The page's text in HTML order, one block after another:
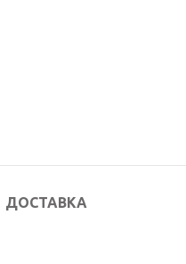
ДОСТАВКА